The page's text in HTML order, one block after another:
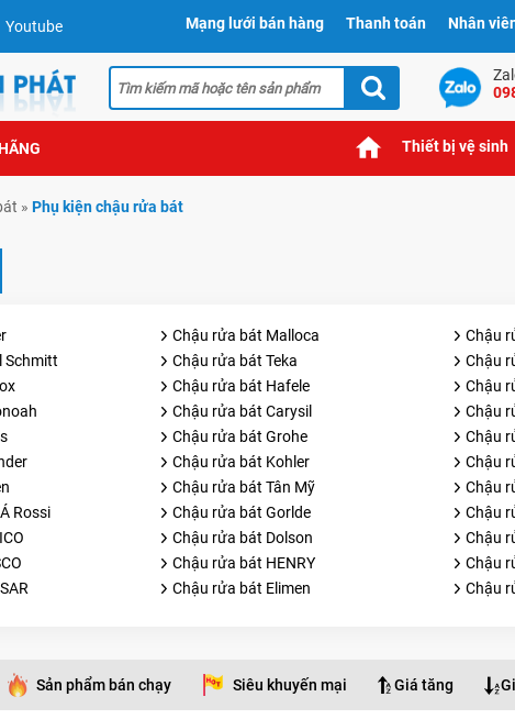
Youtube Mạng lưới bán hàng Thanh toán Nhân
Thiết bị vệ sinh
» Phụ kiện chậu rửa bát
Chậu rửa bát Malloca Chậu
Schmitt
Chậu rửa bát Teka Chậu
Chậu rửa bát Hafele Chậu
Chậu rửa bát Carysil Chậu
Chậu rửa bát Grohe Chậu
Chậu rửa bát Kohler Chậu
Chậu rửa bát Tân Mỹ Chậu
Rossi
Chậu rửa bát Gorlde Chậu
Chậu rửa bát Dolson Chậu
Chậu rửa bát HENRY Chậu
Chậu rửa bát Elimen Chậu
Sản phẩm bán chạy Siêu khuyến mại Giá tăng